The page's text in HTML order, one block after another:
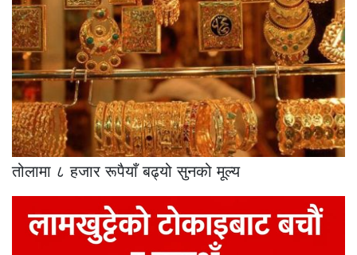
तोलामा ८ हजार रूपैयाँ बढ्यो सुनको मूल्य